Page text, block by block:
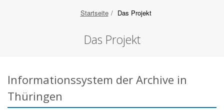
Startseite Das Projekt
Das Projekt
Informationssystem der Archive in
Thüringen